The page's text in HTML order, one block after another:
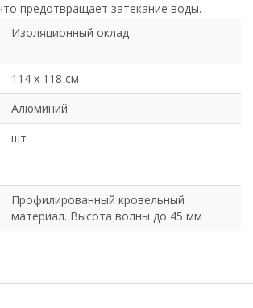
предотвращает затекание воды.
Изоляционный оклад
114 х 118 см
Алюминий
шт
Профилированный кровельный
материал. Высота волны до 45 мм